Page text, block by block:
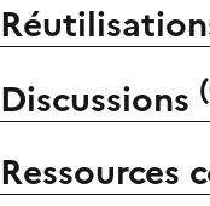
Discussions (
Ressources